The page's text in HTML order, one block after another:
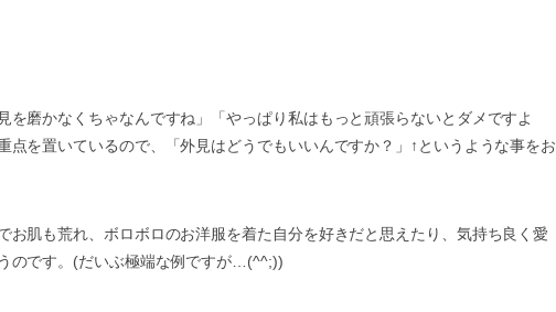
磨かなくちゃなんですね」「やっぱり私はもっと頑張らないとダメですよ
を置いているので、「外見はどうでもいいんですか？」↑というような事をお
肌も荒れ、ボロボロのお洋服を着た自分を好きだと思えたり、気持ち良く愛
のです。(だいぶ極端な例ですが…(^^;))